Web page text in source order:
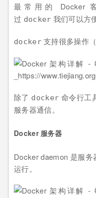
最常用的 Docker
过 docker 我们可以方
docker支持很多操作
除了 docker 命令行工
服务器通信。
Docker 服务器
Docker daemon 是服
运行。